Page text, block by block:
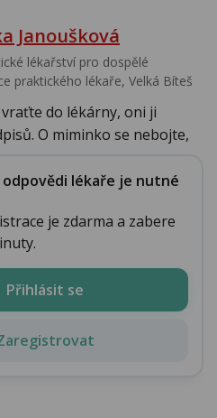
Janoušková
lékařství pro dospělé
praktického lékaře, Velká Bíteš
do lékárny, oni ji
O miminko se nebojte,
odpovědi lékaře je nutné
je zdarma a zabere
Přihlásit se